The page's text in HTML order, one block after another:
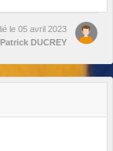
le 05 avril 2023
Patrick DUCREY